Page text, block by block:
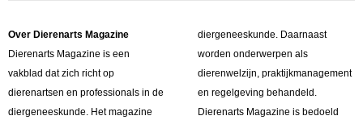
Over Dierenarts Magazine
Dierenarts Magazine is een
vakblad dat zich richt op
dierenartsen en professionals in de
diergeneeskunde. Het magazine
diergeneeskunde. Daarnaast
worden onderwerpen als
dierenwelzijn, praktijkmanagement
en regelgeving behandeld.
Dierenarts Magazine is bedoeld